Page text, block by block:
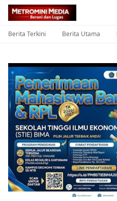
Berita Terkini Berita Utama